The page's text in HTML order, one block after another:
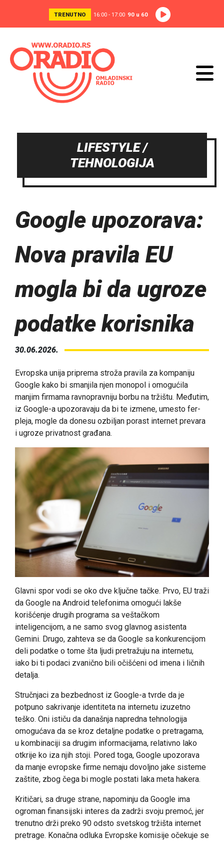
TRENUTNO 16:00 - 17:00 90 u 60
LIFESTYLE /
TEHNOLOGIJA
Google upozorava:
Nova pravila EU
mogla bi da ugroze
podatke korisnika
30.06.2026.
Evropska unija priprema stroža pravila za kompaniju
Google kako bi smanjila njen monopol i omogućila
manjim firmama ravnopravniju borbu na tržištu. Međutim,
iz Google-a upozoravaju da bi te izmene, umesto fer-
pleja, mogle da donesu ozbiljan porast internet prevara
i ugroze privatnost građana.
Glavni spor vodi se oko dve ključne tačke. Prvo, EU traži
da Google na Android telefonima omogući lakše
korišćenje drugih programa sa veštačkom
inteligencijom, a ne samo svog glavnog asistenta
Gemini. Drugo, zahteva se da Google sa konkurencijom
deli podatke o tome šta ljudi pretražuju na internetu,
iako bi ti podaci zvanično bili očišćeni od imena i ličnih
detalja.
Stručnjaci za bezbednost iz Google-a tvrde da je
potpuno sakrivanje identiteta na internetu izuzetno
teško. Oni ističu da današnja napredna tehnologija
omogućava da se kroz detaljne podatke o pretragama,
u kombinaciji sa drugim informacijama, relativno lako
otkrije ko iza njih stoji. Pored toga, Google upozorava
da manje evropske firme nemaju dovoljno jake sisteme
zaštite, zbog čega bi mogle postati laka meta hakera.
Kritičari, sa druge strane, napominju da Google ima
ogroman finansijski interes da zadrži svoju premoć, jer
trenutno drži preko 90 odsto svetskog tržišta internet
pretrage. Konačna odluka Evropske komisije očekuje se